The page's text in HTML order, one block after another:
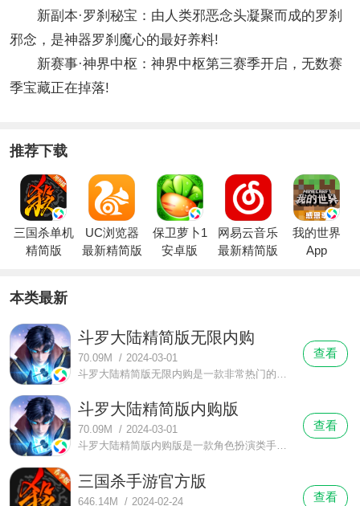
新副本·罗刹秘宝：由人类邪恶念头凝聚而成的罗刹
邪念，是神器罗刹魔心的最好养料!
新赛事·神界中枢：神界中枢第三赛季开启，无数赛
季宝藏正在掉落!
推荐下载
三国杀单机
精简版
UC浏览器
最新精简版
保卫萝卜1
安卓版
网易云音乐
最新精简版
我的世界
App
本类最新
斗罗大陆精简版无限内购
70.09M / 2024-03-01
查看
斗罗大陆精简版内购版
70.09M / 2024-03-01
斗罗大陆精简版内购版是一款角色扮演类手游，想必大家都看过斗罗大陆这部小说吧，这个游戏就是根据这一部小说改编制成的，极大的还原了小说情节，给那些喜欢小说的原著党最好的游戏体验。
查看
三国杀手游官方版
646.14M / 2024-02-24 查看